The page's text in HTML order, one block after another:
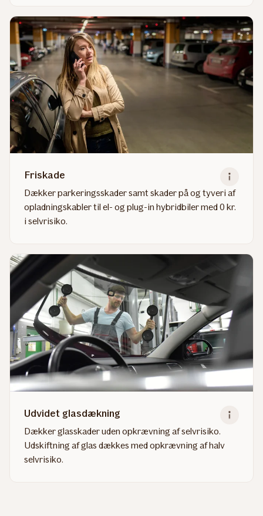
about
Førerpladsdækning
Friskade
Dækker parkeringsskader samt skader på og tyveri af
opladningskabler til el- og plug-in hybridbiler med 0 kr.
i selvrisiko.
about
Friskade
Udvidet glasdækning
Dækker glasskader uden opkrævning af selvrisiko.
Udskiftning af glas dækkes med opkrævning af halv
selvrisiko.